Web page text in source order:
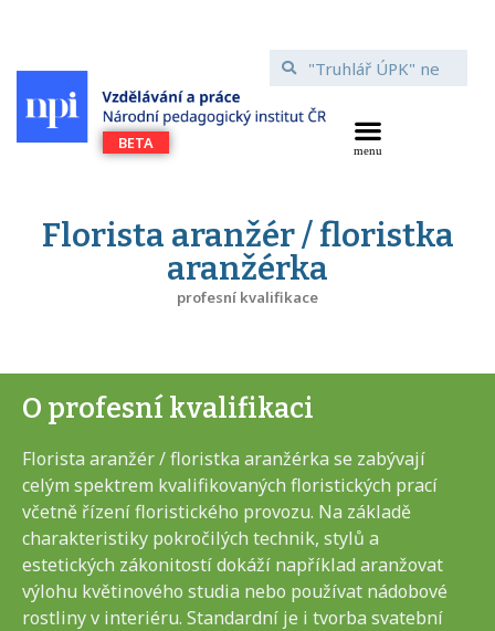
Florista aranžér / floristka
aranžérka
profesní kvalifikace
O profesní kvalifikaci
Florista aranžér / floristka aranžérka se zabývají
celým spektrem kvalifikovaných floristických prací
včetně řízení floristického provozu. Na základě
charakteristiky pokročilých technik, stylů a
estetických zákonitostí dokáží například aranžovat
výlohu květinového studia nebo používat nádobové
rostliny v interiéru. Standardní je i tvorba svatební